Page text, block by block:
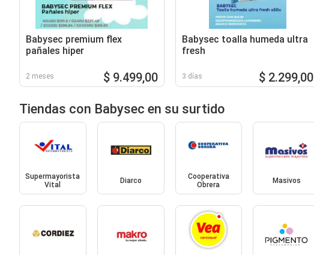
Babysec premium flex
pañales hiper
2 meses $ 9.499,00
Babysec toalla humeda ultra
fresh
3 días $ 2.299,00
Tiendas con Babysec en su surtido
Supermayorista
Vital
Diarco
Cooperativa
Obrera
Masivos